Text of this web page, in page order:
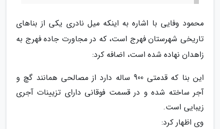
محمود وفایی با اشاره به اینکه میل نادری یکی از بناهای
تاریخی شهرستان فهرج است، که در مجاورت جاده فهرج به
زاهدان نهاده شده است، اضافه کرد:
این بنا که قدمتی 900 ساله دارد از مصالحی همانند گچ و
آجر ساخته شده و در قسمت فوقانی دارای تزیینات آجری
زیبایی است.
وی اظهار کرد: